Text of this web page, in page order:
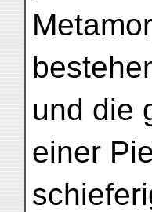
und die
einer